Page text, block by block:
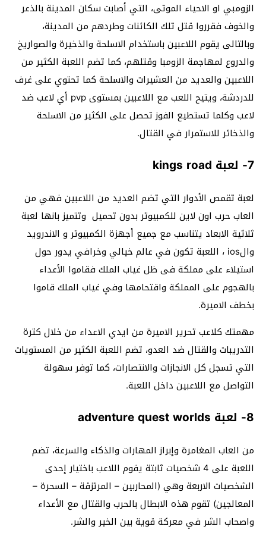
الزومبي او الاحياء الموتى، التي أصابت سكان المدينة بالذعر
والخوف فقرروا قتل تلك الكائنات وطردهم من المدينة،
وبالتالى يقوم اللاعبين باستخدام الاسلحة والذخيرة والصواريخ
والدروع لمهاجمة الزومبا وقتلهم، كما تضم اللعبة الكثير من
اللاعبين والعديد من العشيرات والاسلحة كما تحتوي على غرف
للدردشة، ويتيح اللعب مع اللاعبين بمستوى pvp أي لاعب ضد
لاعب وكلما تستطيع الفوز تحصل على الكثير من الاسلحة
والذخائر للاستمرار في القتال.
7- لعبة kings road
لعبة تقمص الأدوار التي تضم العديد من اللاعبين فهي من
العاب حرب اون لاين للكمبيوتر بدون تحميل وتتميز بانها لعبة
ثلاثية الابعاد يتناسب مع جميع أجهزة الكمبيوتر و الاندرويد
والios ، اللعبة تكون في عالم خيالي وخرافي يدور حول
استيلاء على مملكة فى ظل غياب الملك فقاموا الأعداء
بالهجوم على المملكة واقتحامها وفي غياب الملك قاموا
بخطف الاميرة.
مهمتك كلاعب تحرير الاميرة من ايدي الاعداء من خلال كثرة
التدريبات والقتال ضد العدو، تضم اللعبة الكثير من المستويات
التي تسجل كل الانجازات والانتصارات، كما توفر سهولة
التواصل مع اللاعبين داخل اللعبة.
8- لعبة adventure quest worlds
من العاب المغامرة وإبراز المهارات والذكاء والسرعة، تضم
اللعبة على 4 شخصيات ثابتة يقوم اللاعب باختيار إحدى
الشخصيات الاربعة وهي (المحاربين – المرتزقة – السحرة –
المعالجين) تقوم هذه الابطال بالحرب والقتال مع الأعداء
واصحاب الشر في معركة قوية بين الخير والشر.